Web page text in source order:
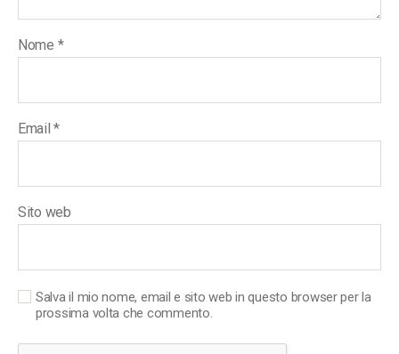
Nome *
Email*
Sito web
Salva il mio nome, email e sito web in questo browser per la
prossima volta che commento.